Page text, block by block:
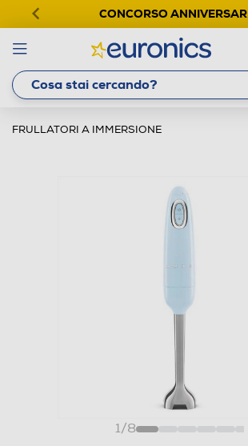
CONCORSO
FRULLATORI A IMMERSIONE
1/8